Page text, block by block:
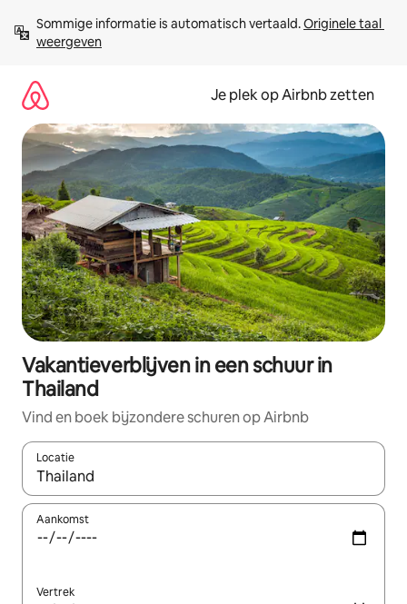
direct
naar
Sommige informatie is automatisch vertaald. Originele taal
weergeven
Je plek op Airbnb zetten
Vakantieverblijven in een schuur in
Thailand
Vind en boek bijzondere schuren op Airbnb
Locatie
Wanneer er resultaten beschikbaar zijn, maak je een keuze
Aankomst
Vertrek